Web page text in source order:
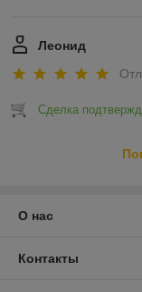
Леонид
Сделка
О нас
Контакты